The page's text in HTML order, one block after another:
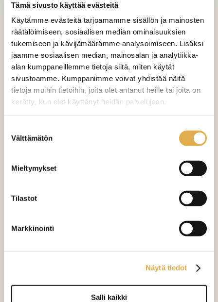
Tämä sivusto käyttää evästeitä
Käytämme evästeitä tarjoamamme sisällön ja mainosten
räätälöimiseen, sosiaalisen median ominaisuuksien
tukemiseen ja kävijämäärämme analysoimiseen. Lisäksi
jaamme sosiaalisen median, mainosalan ja analytiikka-
alan kumppaneillemme tietoja siitä, miten käytät
sivustoamme. Kumppanimme voivat yhdistää näitä
tietoja muihin tietoihin, joita olet antanut heille tai joita on
kerätty, kun olet käyttänyt heidän palvelujaan.
valinta
Välttämätön
Mieltymykset
Tilastot
Markkinointi
Näytä tiedot
Salli kaikki
VALITSE KANKAAN PITUUS
LISÄÄ OSTOSKORIIN
Tilaa näytepala kankaasta
Näytepalan hinta 1,50 €. Koko n. 10x10 cm.
Valitse mukaan ompelupalvelu
VERHOJEN MÄÄRÄ:
+ 22,00 €
Verho monsuuninauhalla leveys
+ 27,00 €
Verho wavenauhalla, leveys 150
+ 28,00 €